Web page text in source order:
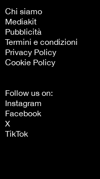
Chi siamo
Mediakit
Pubblicità
Termini e condizioni
Privacy Policy
Cookie Policy
Follow us on:
Instagram
Facebook
X
TikTok